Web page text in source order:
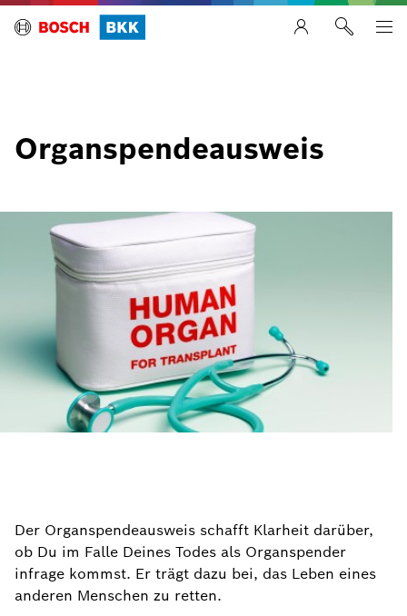
Organspendeausweis
Der Organspendeausweis schafft Klarheit darüber,
ob Du im Falle Deines Todes als Organspender
infrage kommst. Er trägt dazu bei, das Leben eines
anderen Menschen zu retten.